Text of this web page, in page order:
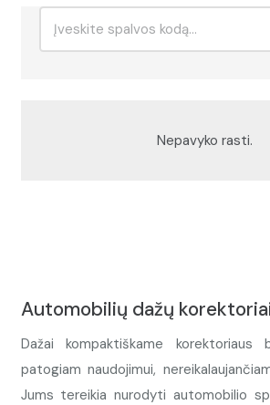
Nepavyko rasti.
Automobilių dažų
Dažai kompaktiškame korektoriaus
patogiam naudojimui,
Jums tereikia nurodyti automobilio